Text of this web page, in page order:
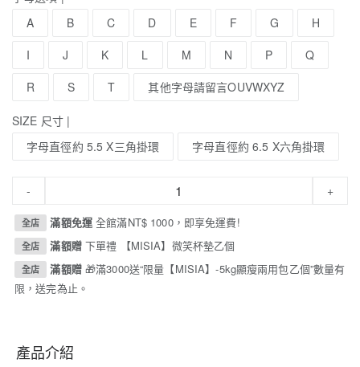
A
B C D E F G
H
I
J K L M N P
Q
R
S T 其他字母請留言OUVWXYZ
SIZE 尺寸 |
字母直徑約 5.5 X三角掛環
字母直徑約 6.5 X六角掛環
- +
全店 滿額免運全館滿NT$ 1000，即享免運費!
全店 滿額贈 下單禮 【MISIA】微笑杯墊乙個
全店 滿額贈 🎁滿3000送“限量【MISIA】-5kg顯瘦兩用包乙個”數量有
限，送完為止。
產品介紹